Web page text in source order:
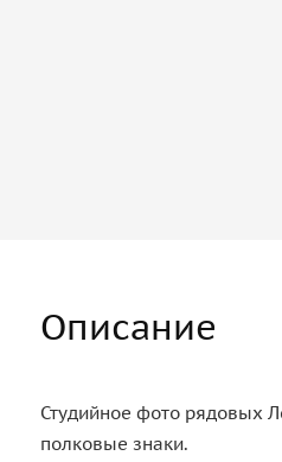
Описание
Студийное фото рядовых
полковые знаки.